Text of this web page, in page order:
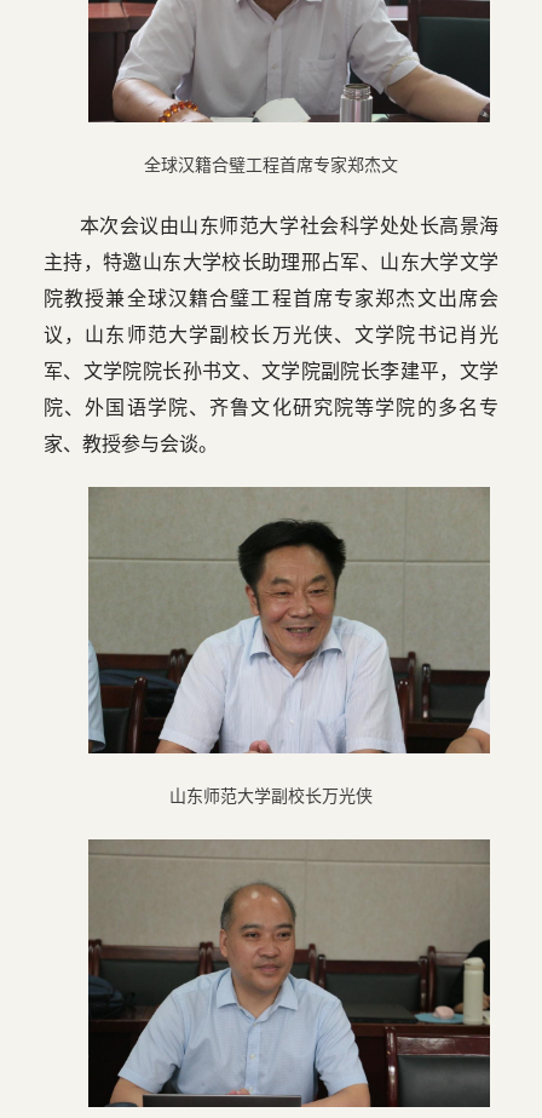
全球汉籍合璧工程首席专家郑杰文
本次会议由山东师范大学社会科学处处长高景海
主持，特邀山东大学校长助理邢占军、山东大学文学
院教授兼全球汉籍合璧工程首席专家郑杰文出席会
议，山东师范大学副校长万光侠、文学院书记肖光
军、文学院院长孙书文、文学院副院长李建平，文学
院、外国语学院、齐鲁文化研究院等学院的多名专
家、教授参与会谈。
山东师范大学副校长万光侠